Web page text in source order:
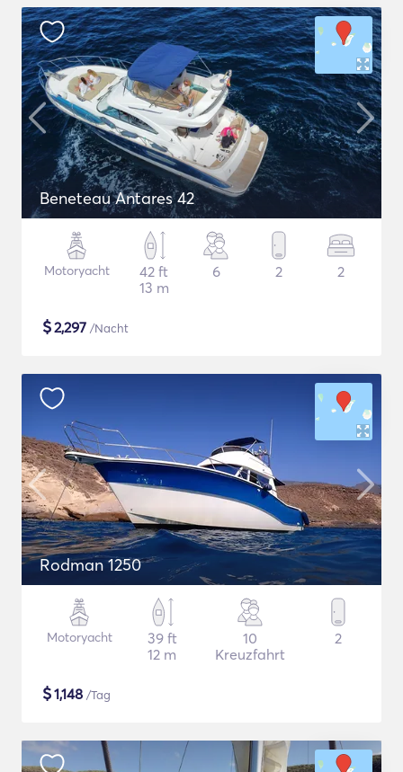
Beneteau Antares 42
Motoryacht
42 ft
13 m
6 2 2
$2,297 /Nacht
Rodman 1250
Motoryacht
39 ft
12 m
10
Kreuzfahrt
2
$1,148 /Tag